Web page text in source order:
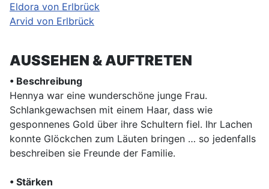
Eldora von Erlbrück
Arvid von Erlbrück
AUSSEHEN & AUFTRETEN
• Beschreibung
Hennya war eine wunderschöne junge Frau.
Schlankgewachsen mit einem Haar, dass wie
gesponnenes Gold über ihre Schultern fiel. Ihr Lachen
konnte Glöckchen zum Läuten bringen … so jedenfalls
beschreiben sie Freunde der Familie.
• Stärken